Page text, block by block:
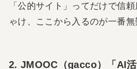
「公的サイト」ってだけで信
ゃけ、ここから入るのが一番無
2. JMOOC（gacco）「AI